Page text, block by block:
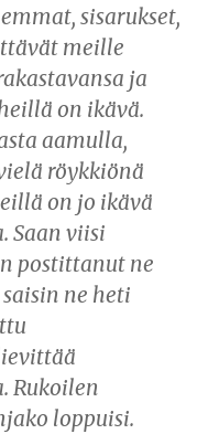
sisarukset,
meille
ja
on ikävä.
aamulla,
röykkiönä
on jo ikävä
Saan viisi
postittanut ne
ne heti
Rukoilen
loppuisi.